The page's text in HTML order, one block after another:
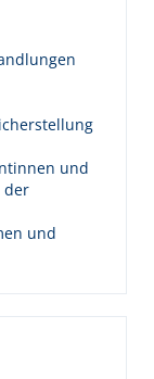
und
der
und